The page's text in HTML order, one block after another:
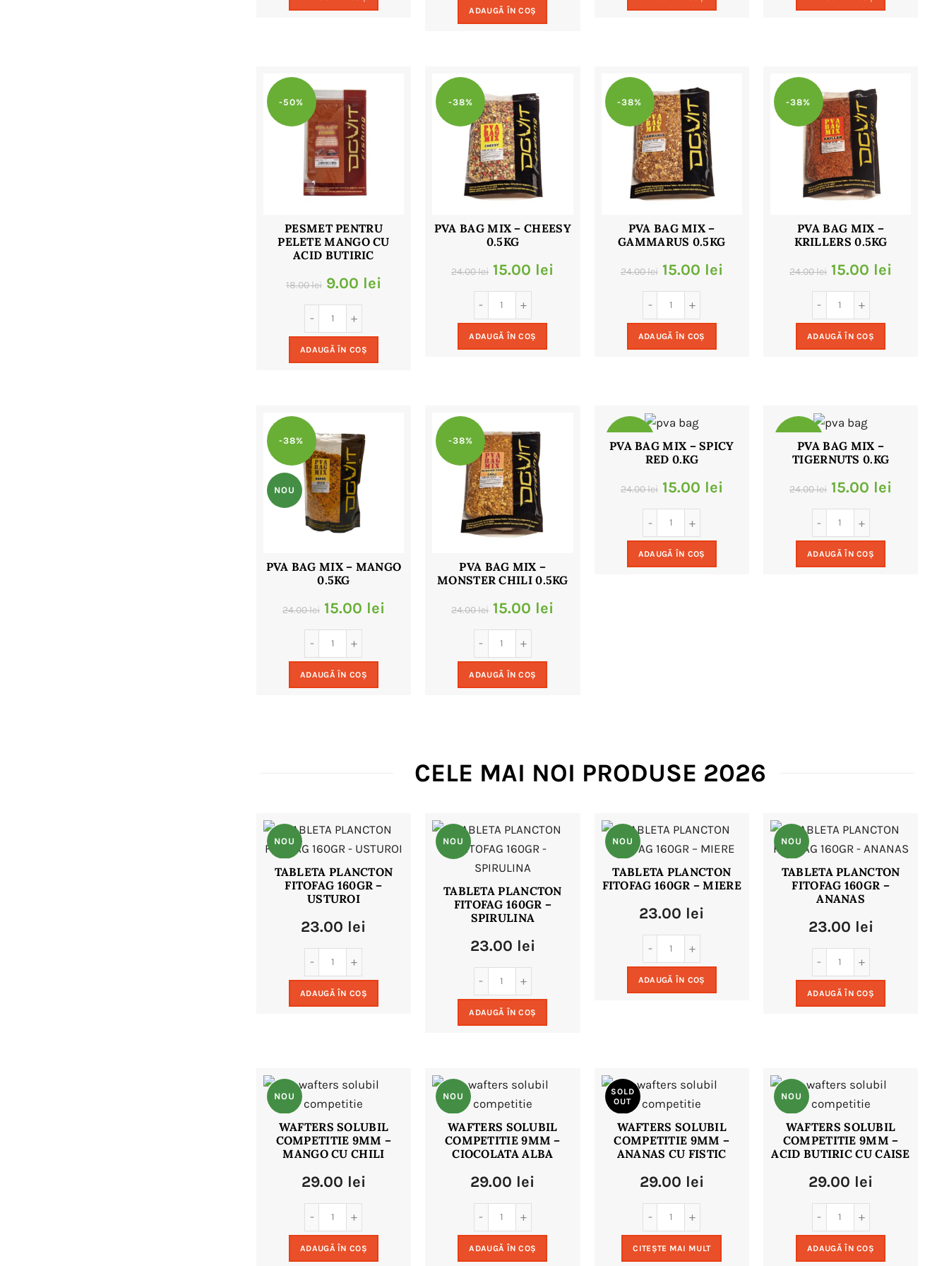
fost:
fost:
ADAUGĂ ÎN COȘ
fost:
fost:
-50%
PESMET PENTRU
PELETE MANGO CU
ACID BUTIRIC
18.00lei Prețul
inițial
a
fost:
9.00 lei
ADAUGĂ ÎN COȘ
-38%
PVA BAG MIX – CHEESY
0.5KG
24.00lei Prețul
inițial
a
fost:
15.00 lei
ADAUGĂ ÎN COȘ
-38%
PVA BAG MIX –
GAMMARUS 0.5KG
24.00lei Prețul
inițial
a
fost:
15.00 lei
ADAUGĂ ÎN COȘ
-38%
PVA BAG MIX –
KRILLERS 0.5KG
24.00lei Prețul
inițial
a
fost:
15.00 lei
ADAUGĂ ÎN COȘ
-38%
NOU
PVA BAG MIX – MANGO
0.5KG
24.00lei Prețul
inițial
a
fost:
15.00 lei
ADAUGĂ ÎN COȘ
-38%
PVA BAG MIX –
MONSTER CHILI 0.5KG
24.00lei Prețul
inițial
a
fost:
15.00 lei
ADAUGĂ ÎN COȘ
-38%
PVA BAG MIX – SPICY
RED 0.KG
24.00lei Prețul
inițial
a
fost:
15.00 lei
ADAUGĂ ÎN COȘ
-38%
PVA BAG MIX –
TIGERNUTS 0.KG
24.00lei Prețul
inițial
a
fost:
15.00 lei
ADAUGĂ ÎN COȘ
CELE MAI NOI PRODUSE 2026
NOU
TABLETA PLANCTON
FITOFAG 160GR –
USTUROI
23.00 lei
ADAUGĂ ÎN COȘ
NOU
TABLETA PLANCTON
FITOFAG 160GR –
SPIRULINA
23.00 lei
ADAUGĂ ÎN COȘ
NOU
TABLETA PLANCTON
FITOFAG 160GR – MIERE
23.00 lei
ADAUGĂ ÎN COȘ
NOU
TABLETA PLANCTON
FITOFAG 160GR –
ANANAS
23.00 lei
ADAUGĂ ÎN COȘ
NOU
WAFTERS SOLUBIL
COMPETITIE 9MM –
MANGO CU CHILI
29.00 lei
ADAUGĂ ÎN COȘ
NOU
WAFTERS SOLUBIL
COMPETITIE 9MM –
CIOCOLATA ALBA
29.00 lei
ADAUGĂ ÎN COȘ
SOLD
OUT
NOU
WAFTERS SOLUBIL
COMPETITIE 9MM –
ANANAS CU FISTIC
29.00 lei
CITEȘTE MAI MULT
NOU
WAFTERS SOLUBIL
COMPETITIE 9MM –
ACID BUTIRIC CU CAISE
29.00 lei
ADAUGĂ ÎN COȘ